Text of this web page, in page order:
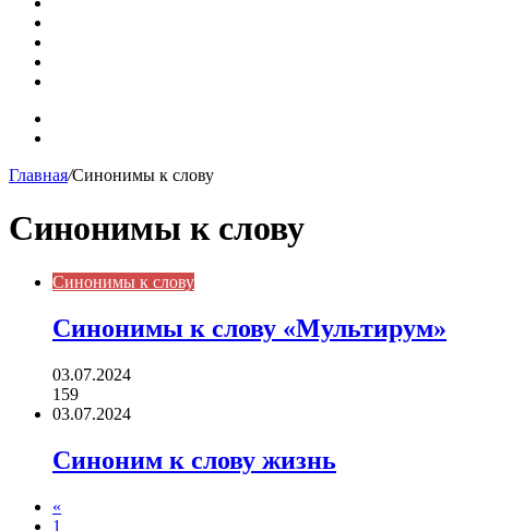
Главная/Синонимы к слову
Синонимы к слову
Синонимы к слову
Синонимы к слову «Мультирум»
03.07.2024
159
03.07.2024
Cиноним к слову жизнь
«
1